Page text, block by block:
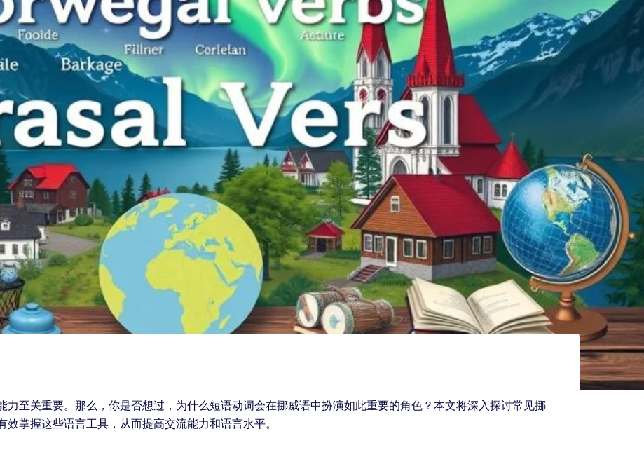
力至关重要。那么，你是否想过，为什么短语动词会在挪威语中扮演如此重要的角色？本文将深入探讨常见挪
掌握这些语言工具，从而提高交流能力和语言水平。